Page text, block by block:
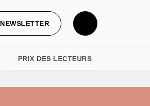
NEWSLETTER
PRIX DES LECTEURS